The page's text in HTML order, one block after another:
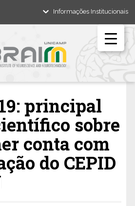
Informações Institucionais
principal
sobre
conta com
do CEPID